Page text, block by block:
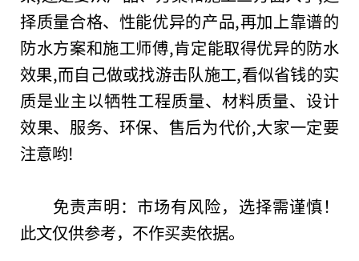
择质量合格、 性能优异的产品,再加上靠谱的
防水方案和施工师傅,肯定能取得优异的防水
效果,而自己做或找游击队施工,看似省钱的实
质是业主以牺牲工程质量、材料质量、设计
效果、服务、环保、售后为代价,大家一定要
注意哟!
免责声明：市场有风险，选择需谨慎！
此文仅供参考，不作买卖依据。